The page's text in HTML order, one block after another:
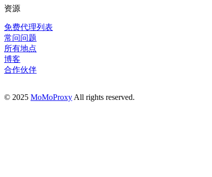
资源
免费代理列表
常问问题
所有地点
博客
合作伙伴
© 2025 MoMoProxy All rights reserved.